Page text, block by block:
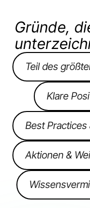
Gründe,
Teil des
Klare
Best
Aktionen &